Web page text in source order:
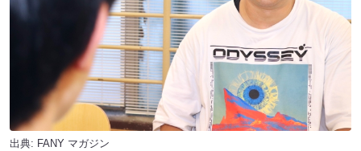
出典: FANY マガジン